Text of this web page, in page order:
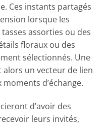
Ces instants partagés
lorsque les
assorties ou des
floraux ou des
sélectionnés. Une
alors un vecteur de lien
d’échange.
d’avoir des
leurs invités,